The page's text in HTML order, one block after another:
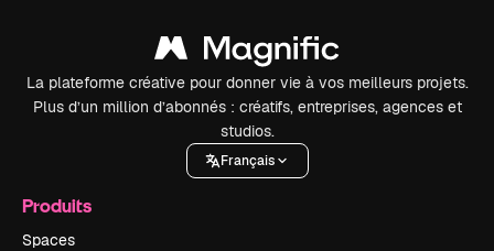
La plateforme créative pour donner vie à vos meilleurs projets.
Plus d’un million d’abonnés : créatifs, entreprises, agences et
studios.
Français
Produits
Spaces